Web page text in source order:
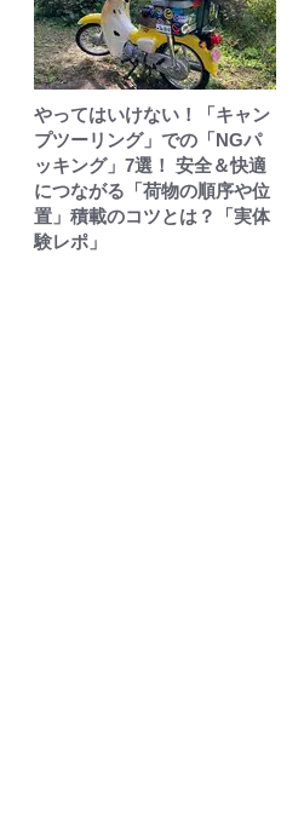
やってはいけない！「キャン
プツーリング」での「NGパ
ッキング」7選！ 安全＆快適
につながる「荷物の順序や位
置」積載のコツとは？「実体
験レポ」